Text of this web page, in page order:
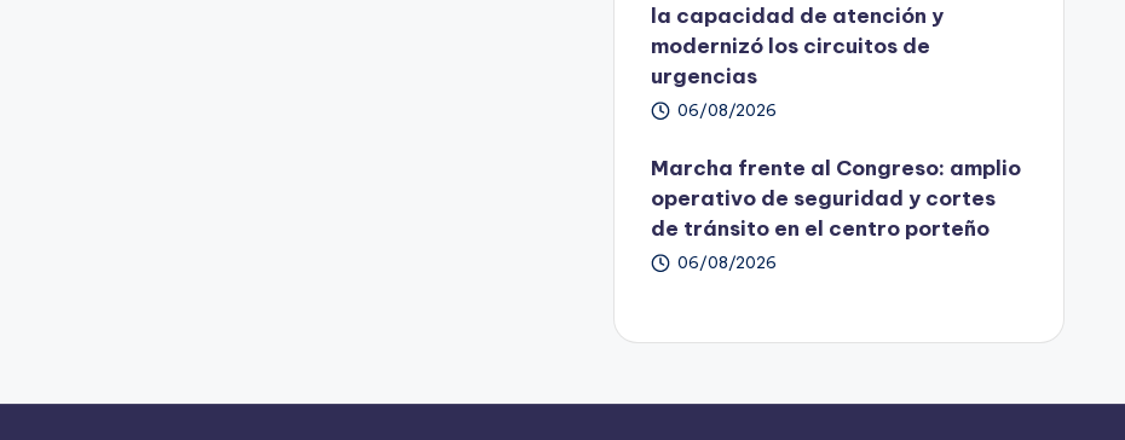
la capacidad de atención y
modernizó los circuitos de
urgencias
06/08/2026
Marcha frente al Congreso: amplio
operativo de seguridad y cortes
de tránsito en el centro porteño
06/08/2026